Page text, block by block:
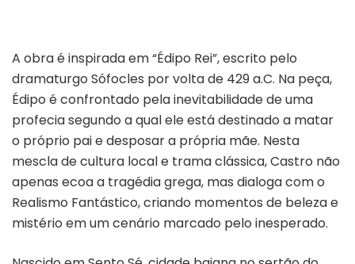
A obra é inspirada em “Édipo Rei”, escrito pelo
dramaturgo Sófocles por volta de 429 a.C. Na peça,
Édipo é confrontado pela inevitabilidade de uma
profecia segundo a qual ele está destinado a matar
o próprio pai e desposar a própria mãe. Nesta
mescla de cultura local e trama clássica, Castro não
apenas ecoa a tragédia grega, mas dialoga com o
Realismo Fantástico, criando momentos de beleza e
mistério em um cenário marcado pelo inesperado.